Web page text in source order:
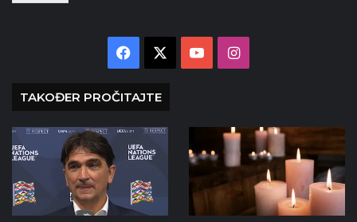
Facebook YouTubeInstagram
TAKOĐER PROČITAJTE